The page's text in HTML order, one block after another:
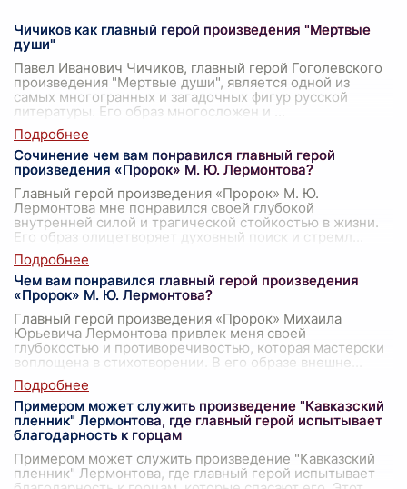
Чичиков как главный герой произведения "Мертвые
души"
Павел Иванович Чичиков, главный герой Гоголевского
произведения "Мертвые души", является одной из
самых многогранных и загадочных фигур русской
литературы. Его образ многосложен и
Сочинение чем вам понравился главный герой
произведения «Пророк» М. Ю. Лермонтова?
Главный герой произведения «Пророк» М. Ю.
Лермонтова мне понравился своей глубокой
внутренней силой и трагической стойкостью в жизни.
Его образ олицетворяет духовный поиск и стремл
Чем вам понравился главный герой произведения
«Пророк» М. Ю. Лермонтова?
Главный герой произведения «Пророк» Михаила
Юрьевича Лермонтова привлек меня своей
глубокостью и противоречивостью, которая мастерски
воплощена в стихотворении. В его образе внешне
Примером может служить произведение "Кавказский
пленник" Лермонтова, где главный герой испытывает
благодарность к горцам
Примером может служить произведение "Кавказский
пленник" Лермонтова, где главный герой испытывает